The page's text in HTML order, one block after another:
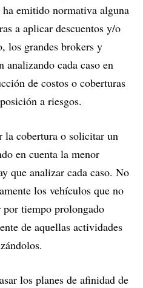
emitido normativa alguna
a aplicar descuentos y/o
los grandes brokers y
analizando cada caso en
de costos o coberturas
a riesgos.
la cobertura o solicitar un
en cuenta la menor
que analizar cada caso. No
los vehículos que no
tiempo prolongado
de aquellas actividades
los planes de afinidad de